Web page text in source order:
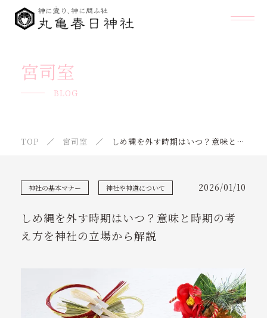
PRICINCT GUIDE
ACCESS
宮司室
BLOG
TOP 宮司室 しめ縄を外す時期はいつ？意味と時期の考え方を神社の立場から解説
神社の基本マナー 神社や神道について 2026/01/10
しめ縄を外す時期はいつ？意味と時期の考
え方を神社の立場から解説